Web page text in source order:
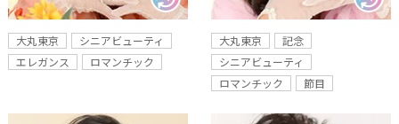
大丸東京
シニアビューティ
エレガンス
ロマンチック
大丸東京
記念
シニアビューティ
ロマンチック
節目